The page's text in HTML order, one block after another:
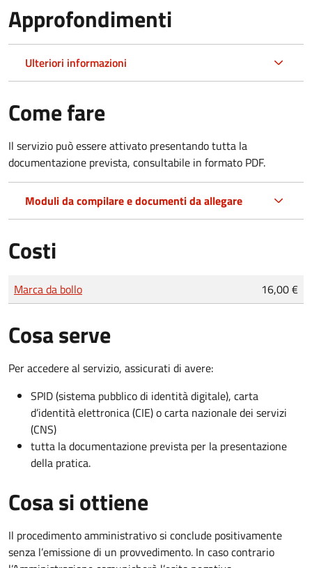
Approfondimenti
Ulteriori informazioni
Come fare
Il servizio può essere attivato presentando tutta la
documentazione prevista, consultabile in formato PDF.
Moduli da compilare e documenti da allegare
Costi
Tipo di pagamento
Importo
Marca da bollo 16,00 €
Cosa serve
Per accedere al servizio, assicurati di avere:
SPID (sistema pubblico di identità digitale), carta
d’identità elettronica (CIE) o carta nazionale dei servizi
(CNS)
tutta la documentazione prevista per la presentazione
della pratica.
Cosa si ottiene
Il procedimento amministrativo si conclude positivamente
senza l’emissione di un provvedimento. In caso contrario